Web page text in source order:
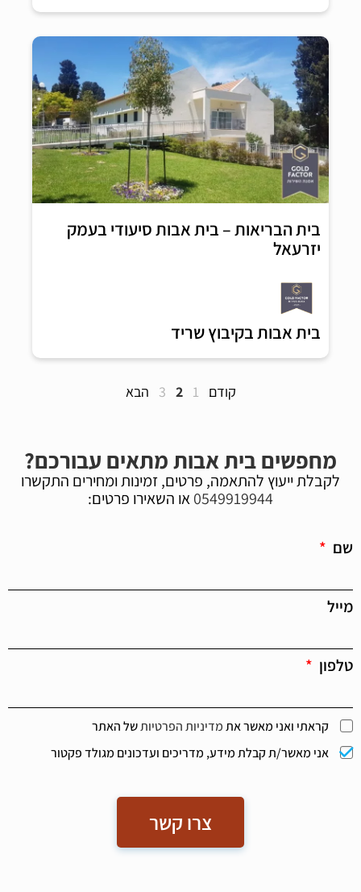
בית הבריאות – בית אבות סיעודי בעמק
יזרעאל
בית אבות בקיבוץ שריד
קודם 1
2
3 הבא
מחפשים בית אבות מתאים עבורכם?
לקבלת ייעוץ להתאמה, פרטים, זמינות ומחירים התקשרו
0549919944או השאירו פרטים:
שם
מייל
טלפון
קראתי ואני מאשר אתמדיניות הפרטיותשל האתר
אני מאשר/ת קבלת מידע, מדריכים ועדכונים מגולד פקטור
צרו קשר